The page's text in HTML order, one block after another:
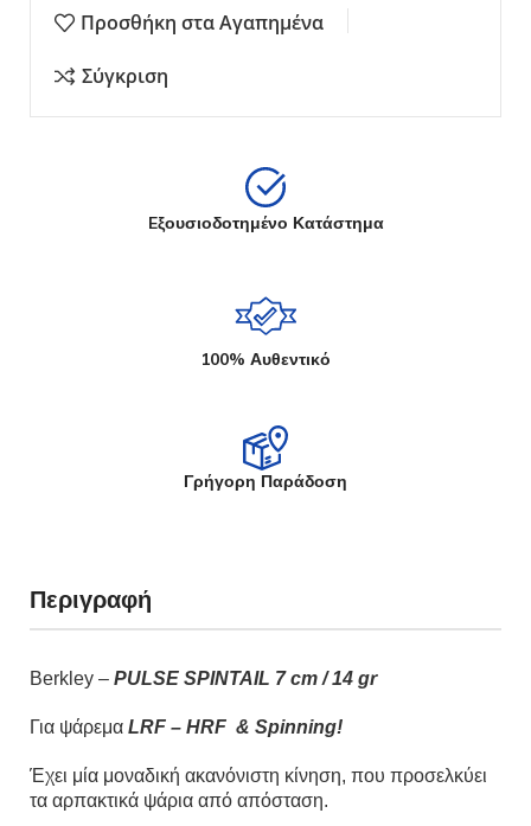
Προσθήκη στα Αγαπημένα
Σύγκριση
Eξουσιοδοτημένο Κατάστημα
100% Αυθεντικό
Γρήγορη Παράδοση
Περιγραφή
Berkley – PULSE SPINTAIL 7 cm / 14 gr
Για ψάρεμα LRF – HRF & Spinning!
Έχει μία μοναδική ακανόνιστη κίνηση, που προσελκύει
τα αρπακτικά ψάρια από απόσταση.